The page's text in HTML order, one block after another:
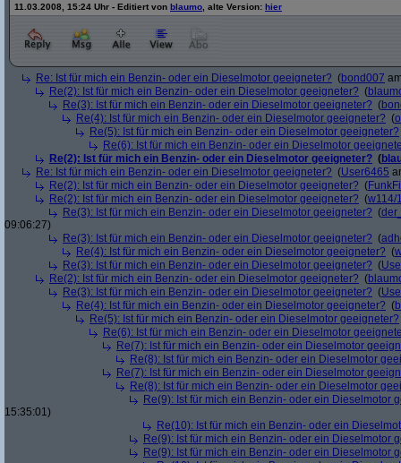
11.03.2008, 15:24 Uhr - Editiert von blaumo , alte Version: hier
Re: Ist für mich ein Benzin- oder ein Dieselmotor geeigneter? (bond007
Re(2): Ist für mich ein Benzin- oder ein Dieselmotor geeigneter? (
Re(3): Ist für mich ein Benzin- oder ein Dieselmotor geeigneter? (
Re(4): Ist für mich ein Benzin- oder ein Dieselmotor geeigneter? (
Re(5): Ist für mich ein Benzin- oder ein Dieselmotor geeigneter?
Re(6): Ist für mich ein Benzin- oder ein Dieselmotor
Re(2): Ist für mich ein Benzin- oder ein Dieselmotor geeigneter? (
Re: Ist für mich ein Benzin- oder ein Dieselmotor geeigneter? (User6465
Re(2): Ist für mich ein Benzin- oder ein Dieselmotor geeigneter? (
Re(2): Ist für mich ein Benzin- oder ein Dieselmotor geeigneter? (w114/
Re(3): Ist für mich ein Benzin- oder ein Dieselmotor geeigneter? (
09:06:27)
Re(3): Ist für mich ein Benzin- oder ein Dieselmotor geeigneter? (
Re(4): Ist für mich ein Benzin- oder ein Dieselmotor geeigneter? (
Re(3): Ist für mich ein Benzin- oder ein Dieselmotor geeigneter? (
Re(2): Ist für mich ein Benzin- oder ein Dieselmotor geeigneter? (
Re(3): Ist für mich ein Benzin- oder ein Dieselmotor geeigneter? (
Re(4): Ist für mich ein Benzin- oder ein Dieselmotor geeigneter? (
Re(5): Ist für mich ein Benzin- oder ein Dieselmotor geeigneter?
Re(6): Ist für mich ein Benzin- oder ein Dieselmotor
Re(7): Ist für mich ein Benzin- oder ein Dieselmotor
Re(8): Ist für mich ein Benzin- oder ein Dieselmotor
Re(7): Ist für mich ein Benzin- oder ein Dieselmotor
Re(8): Ist für mich ein Benzin- oder ein Dieselmotor
Re(9): Ist für mich ein Benzin- oder ein Dieselmotor
15:35:01)
Re(10): Ist für mich ein Benzin- oder ein
Re(9): Ist für mich ein Benzin- oder ein Dieselmotor
Re(9): Ist für mich ein Benzin- oder ein Dieselmotor